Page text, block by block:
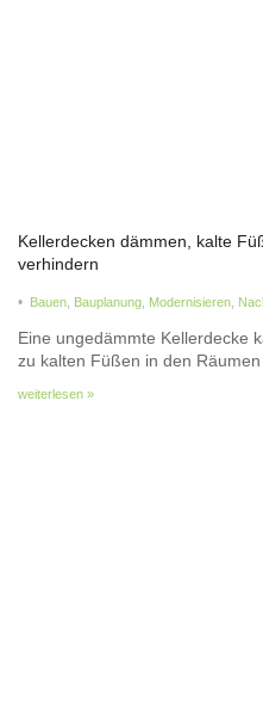
Kellerdecken dämmen, kalte
verhindern
• Bauen Bauplanung Modernisieren
Eine ungedämmte Kellerdecke
zu kalten Füßen in den
weiterlesen »